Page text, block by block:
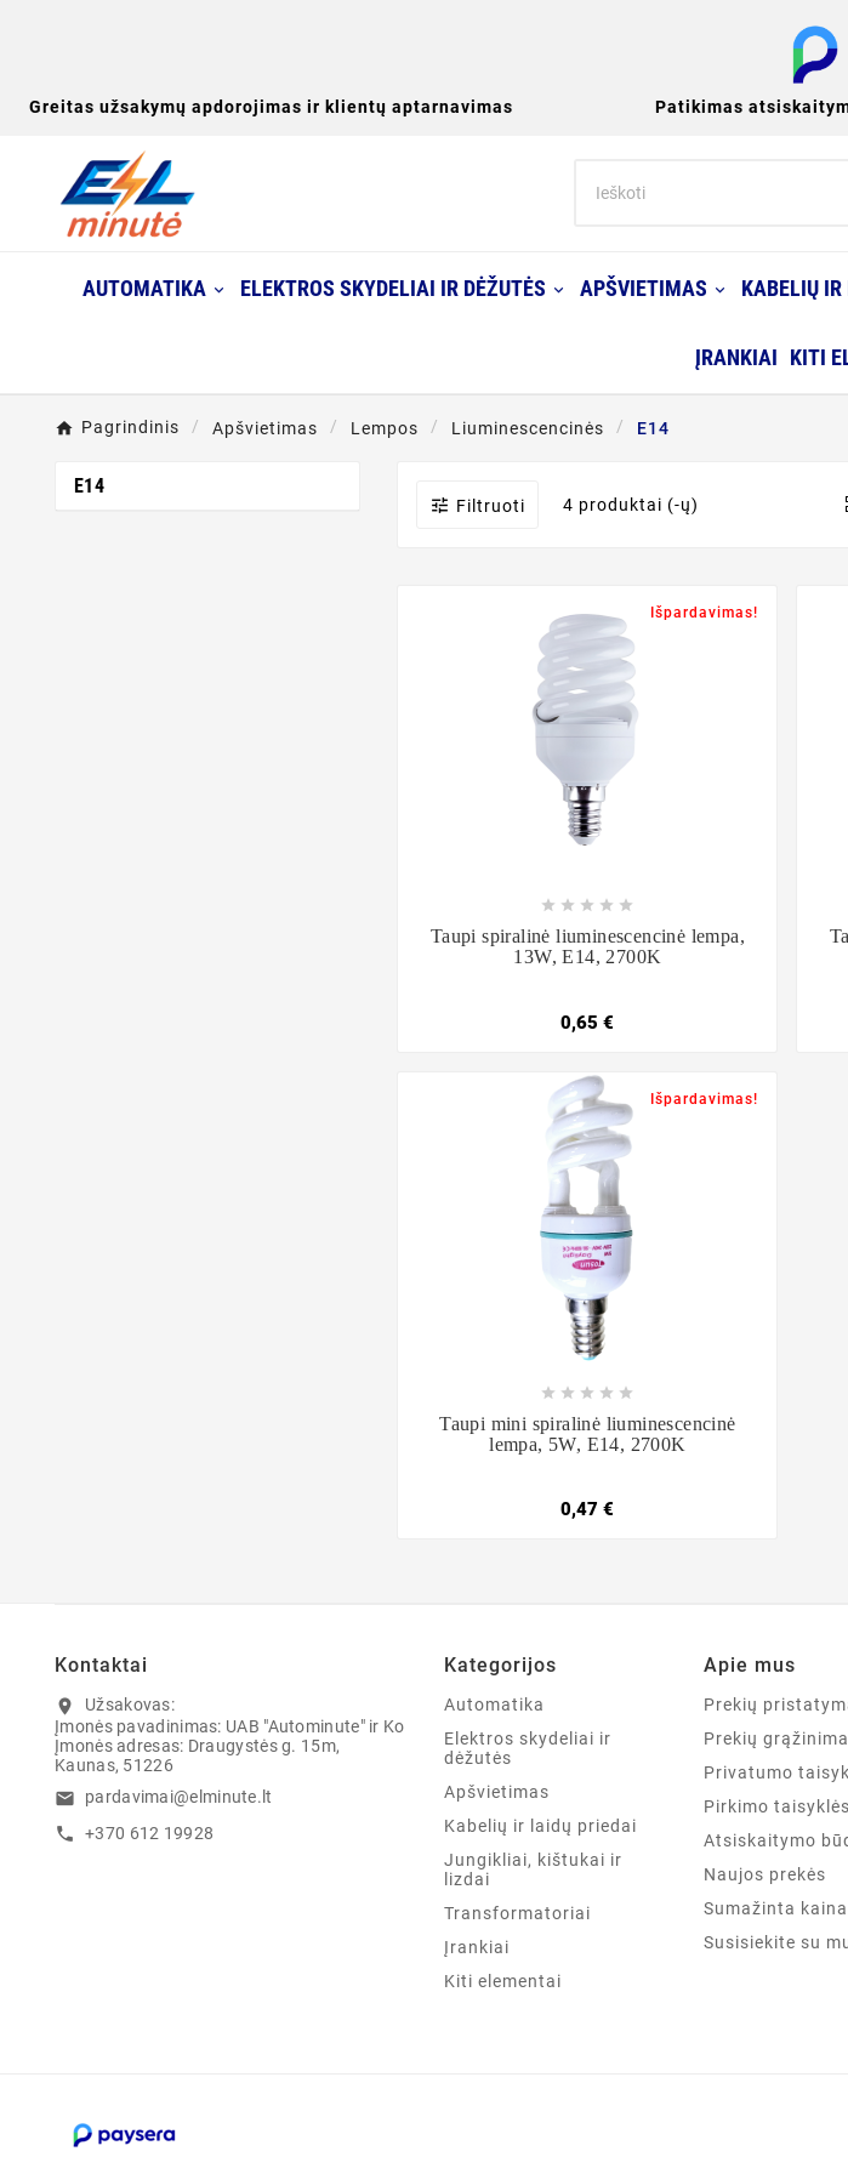
Greitas užsakymų apdorojimas ir klientų aptarnavimas Patikimas
AUTOMATIKA ELEKTROS SKYDELIAI IR DĖŽUTĖS APŠVIETIMAS KABELIŲ
ĮRANKIAI KITI
Pagrindinis Apšvietimas Lempos Liuminescencinės E14
E14
 Filtruoti 4 produktai (-ų)
Išpardavimas!
    
Taupi spiralinė liuminescencinė lempa,
13W, E14, 2700K
0,65 €
Išpardavimas!
 
    
Taupi mini spiralinė liuminescencinė
lempa, 5W, E14, 2700K
0,47 €
Kontaktai
location_on
Užsakovas:
Įmonės pavadinimas: UAB "Autominute" ir Ko
Įmonės adresas: Draugystės g. 15m,
Kaunas, 51226
email pardavimai@elminute.lt
call +370 612 19928
Kategorijos
Automatika
Elektros skydeliai ir
dėžutės
Apšvietimas
Kabelių ir laidų priedai
Jungikliai, kištukai ir
lizdai
Transformatoriai
Įrankiai
Kiti elementai
Apie mus
Prekių
Prekių
Privatumo
Pirkimo taisyklės
Atsiskaitymo
Naujos prekės
Sumažinta kaina
Susisiekite su